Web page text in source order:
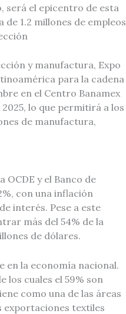
será el epicentro de esta
1.2 millones de empleos
y manufactura, Expo
para la cadena
en el Centro Banamex
lo que permitirá a los
de manufactura,
y el Banco de
con una inflación
interés. Pese a este
más del 54% de la
de dólares.
en la economía nacional.
los cuales el 59% son
como una de las áreas
exportaciones textiles